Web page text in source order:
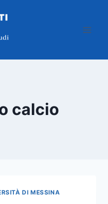
calcio
DI MESSINA